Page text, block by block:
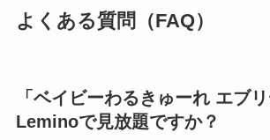
よくある質問（FAQ）
「ベイビーわるきゅーれ エブ
Leminoで見放題ですか？